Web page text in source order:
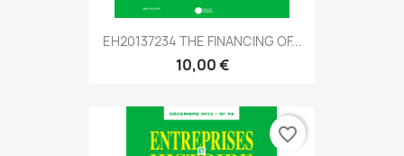
EH20137234 THE FINANCING OF...
10,00 €
favorite_border